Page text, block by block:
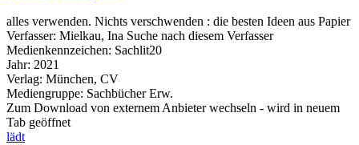
alles verwenden. Nichts verschwenden : die besten Ideen aus Papier
Verfasser: Mielkau, Ina Suche nach diesem Verfasser
Medienkennzeichen: Sachlit20
Jahr: 2021
Verlag: München, CV
Mediengruppe: Sachbücher Erw.
Zum Download von externem Anbieter wechseln - wird in neuem
Tab geöffnet
lädt